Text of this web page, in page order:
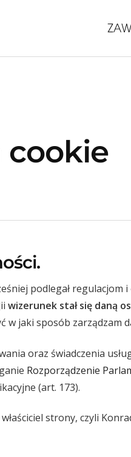
cookie
podlegał regulacjom
wizerunek stał się daną
w jaki sposób zarządzam
oraz świadczenia
Rozporządzenie
(art. 173).
strony, czyli